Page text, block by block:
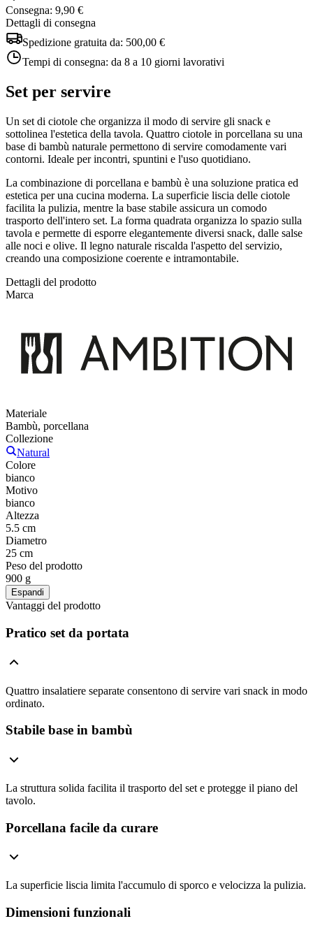
Consegna: 9,90 €
Dettagli di consegna
Spedizione gratuita da: 500,00 €
Tempi di consegna: da 8 a 10 giorni lavorativi
Set per servire
Un set di ciotole che organizza il modo di servire gli snack e
sottolinea l'estetica della tavola. Quattro ciotole in porcellana su una
base di bambù naturale permettono di servire comodamente vari
contorni. Ideale per incontri, spuntini e l'uso quotidiano.
La combinazione di porcellana e bambù è una soluzione pratica ed
estetica per una cucina moderna. La superficie liscia delle ciotole
facilita la pulizia, mentre la base stabile assicura un comodo
trasporto dell'intero set. La forma quadrata organizza lo spazio sulla
tavola e permette di esporre elegantemente diversi snack, dalle salse
alle noci e olive. Il legno naturale riscalda l'aspetto del servizio,
creando una composizione coerente e intramontabile.
Dettagli del prodotto
Marca
Materiale
Bambù, porcellana
Collezione
Natural
Colore
bianco
Motivo
bianco
Altezza
5.5 cm
Diametro
25 cm
Peso del prodotto
900 g
Espandi
Vantaggi del prodotto
Pratico set da portata
Quattro insalatiere separate consentono di servire vari snack in modo
ordinato.
Stabile base in bambù
La struttura solida facilita il trasporto del set e protegge il piano del
tavolo.
Porcellana facile da curare
La superficie liscia limita l'accumulo di sporco e velocizza la pulizia.
Dimensioni funzionali